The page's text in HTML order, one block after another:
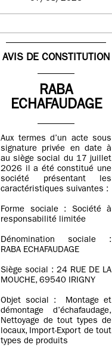
AVIS DE CONSTITUTION
RABA
ECHAFAUDAGE
Aux termes d’un acte sous
signature privée en date à
au siège social du 17 juillet
2026 il a été constitué une
société présentant les
caractéristiques suivantes :
Forme sociale : Société à
responsabilité limitée
Dénomination sociale :
RABA ECHAFAUDAGE
Siège social : 24 RUE DE LA
MOUCHE, 69540 IRIGNY
Objet social : Montage et
démontage d’échafaudage,
Nettoyage de tout types de
locaux, Import-Export de tout
types de produits